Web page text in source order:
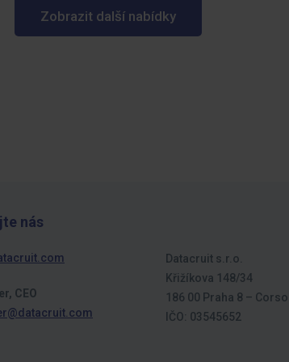
Zobrazit další nabídky
nás
CEO
Datacruit s.r.o.
Křižíkova 148/34
186 00 Praha 8 –
IČO: 03545652